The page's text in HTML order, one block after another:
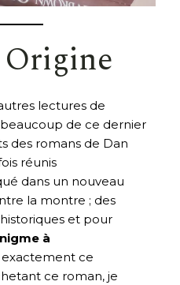
lectures de
beaucoup de ce dernier
des romans de Dan
réunis
dans un nouveau
la montre ; des
et pour
à
exactement ce
ce roman, je